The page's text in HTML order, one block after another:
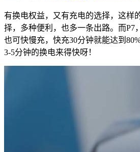
有换电权益，又有充电的选择，这样
择，多种便利，也多一条出路。而P7
也可快慢充，快充30分钟就能达到
3-5分钟的换电来得快呀！